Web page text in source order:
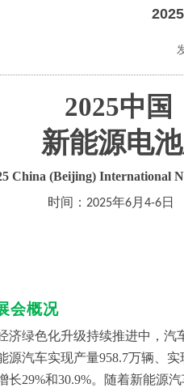
2025中国
新能源电
China (Beijing) International
时间： 2025年6月 4-6日
会概况
济绿色化升级持续推进中，汽
源汽车实现产量958.7万辆、
长29%和30.9%。随着新能源